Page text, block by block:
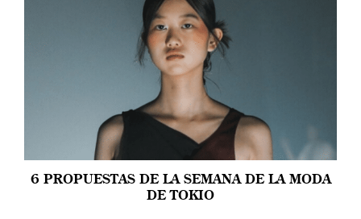
6 PROPUESTAS DE LA SEMANA DE LA MODA
DE TOKIO